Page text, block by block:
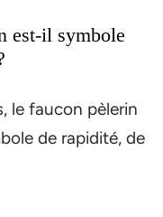
est-il symbole
le faucon pèlerin
de rapidité, de